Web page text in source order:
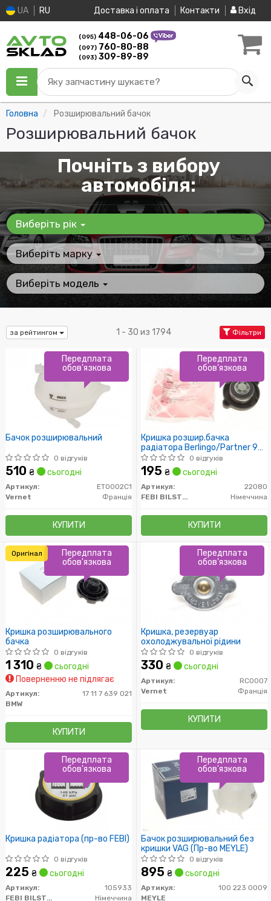
UA RU Доставка і оплата Контакти Вхід
(095) 448-06-06
(097) 760-80-88
(093) 309-89-89
Яку запчастину шукаєте?
Головна Розширювальний бачок
Розширювальний бачок
Почніть з вибору
автомобіля:
Виберіть рік
Виберіть марку
Виберіть модель
за рейтингом 1 - 30 из 1794 Фільтри
Бачок розширювальний
0 відгуків
510 ₴ сьогодні
Артикул:
ET0002C1
Vernet
Франція
КУПИТИ
Передплата
обов'язкова
Кришка розшир.бачка
радіатора Berlingo/Partner 96-
02 (1.4bar)
0 відгуків
195 ₴ сьогодні
Артикул:
22080
FEBI BILSTEIN
Німеччина
КУПИТИ
Передплата
обов'язкова
Кришка розширювального
бачка
0 відгуків
1 310 ₴
сьогодні
Поверненню не підлягає
Артикул:
17 11 7 639 021
BMW
КУПИТИ
Передплата
обов'язкова
Оригінал
Кришка, резервуар
охолоджувальної рідини
0 відгуків
330 ₴ сьогодні
Артикул:
RC0007
Vernet
Франція
КУПИТИ
Передплата
обов'язкова
Кришка радіатора (пр-во FEBI)
0 відгуків
225 ₴ сьогодні
Артикул:
105933
FEBI BILSTEIN
Німеччина
Передплата
обов'язкова
Бачок розширювальний без
кришки VAG (Пр-во MEYLE)
0 відгуків
895 ₴ сьогодні
Артикул:
100 223 0009
MEYLE
Передплата
обов'язкова